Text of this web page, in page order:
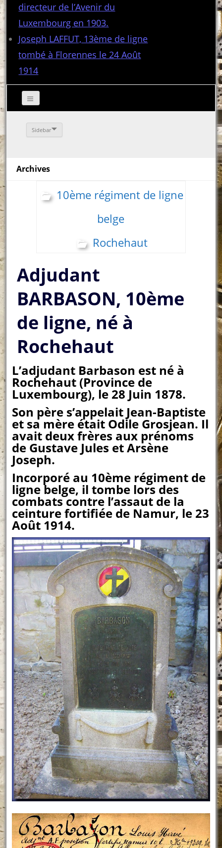
directeur de l’Avenir du
Luxembourg en 1903.
Joseph LAFFUT, 13ème de ligne
tombé à Florennes le 24 Août
1914
Sidebar
Archives
10ème régiment de ligne
belge
Rochehaut
Adjudant
BARBASON, 10ème
de ligne, né à
Rochehaut
L’adjudant Barbason est né à
Rochehaut (Province de
Luxembourg), le 28 Juin 1878.
Son père s’appelait Jean-Baptiste
et sa mère était Odile Grosjean. Il
avait deux frères aux prénoms
de Gustave Jules et Arsène
Joseph.
Incorporé au 10ème régiment de
ligne belge, il tombe lors des
combats contre l’assaut de la
ceinture fortifiée de Namur, le 23
Août 1914.